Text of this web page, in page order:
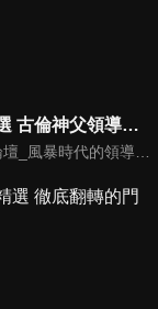
特會精選 古倫神父領導力論壇
領導力論壇_風暴時代的領導與工作，由天主教Anselm Grun古倫神父主講，會中提到領導力的原則：首在勿評斷自己，先接納自我，先處理負面情緒，在工作上落實祈禱，在態度上能充分信任下屬，亦在改善個人性工作耗竭的四個面向上得以精進： 一、從負面得到的力量 二、處在別人期待中 三、維持表面功夫 四、忽略身心疲憊 五、外在的期望 在做好領導工作前要先認識自己，好的領導者會先接納自己，察覺內在的情緒，透過察覺內在轉化為正面力量。